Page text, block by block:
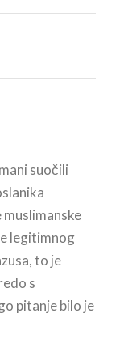
suočili
muslimanske
legitimnog
to je
s
pitanje bilo je